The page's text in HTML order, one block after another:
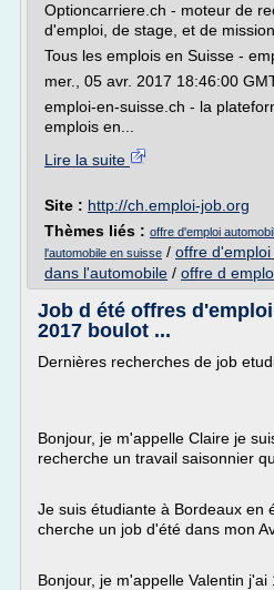
Optioncarriere.ch - moteur de
d'emploi, de stage, et de
Tous les emplois en Suisse -
mer., 05 avr. 2017 18:46:00
emploi-en-suisse.ch - la
emplois en...
Lire la suite
Site : http://ch.emploi-job.org
Thèmes liés : offre d'emploi
l'automobile en suisse / offre d'emploi
dans l'automobile / offre d
Job d été offres
2017 boulot ...
Dernières recherches de job
Bonjour, je m'appelle Claire je
recherche un travail saisonnier
Je suis étudiante à Bordeaux en
cherche un job d'été dans mon
Bonjour, je m'appelle Valentin